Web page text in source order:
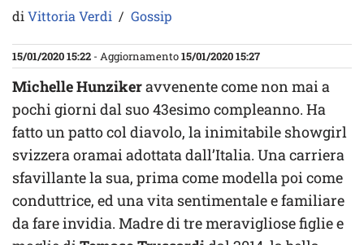
diVittoria Verdi Gossip
15/01/2020 15:22 - Aggiornamento15/01/2020 15:27
Michelle Hunzikeravvenente come non mai a
pochi giorni dal suo 43esimo compleanno. Ha
fatto un patto col diavolo, la inimitabile showgirl
svizzera oramai adottata dall’Italia. Una carriera
sfavillante la sua, prima come modella poi come
conduttrice, ed una vita sentimentale e familiare
da fare invidia. Madre di tre meravigliose figlie e